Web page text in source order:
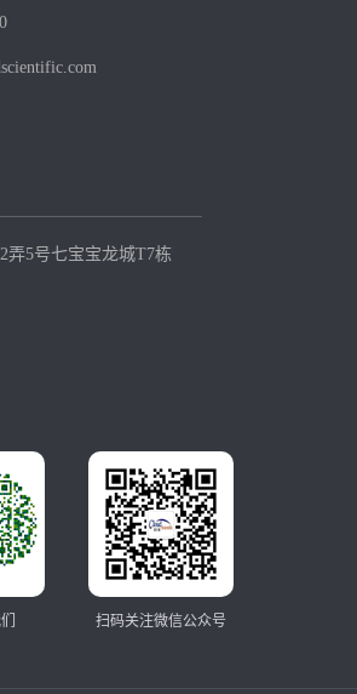
弄5号七宝宝龙城T7栋
扫码关注微信公众号